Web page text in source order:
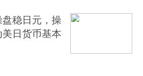
稳日元，操
日货币基本